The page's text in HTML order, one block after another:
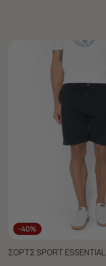
-40%
ΣΟΡΤΣ SPORT ESSENTIAL